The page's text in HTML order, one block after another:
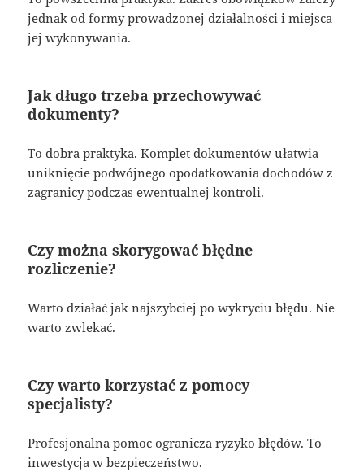
jednak od formy prowadzonej działalności i miejsca
jej wykonywania.
Jak długo trzeba przechowywać
dokumenty?
To dobra praktyka. Komplet dokumentów ułatwia
uniknięcie podwójnego opodatkowania dochodów z
zagranicy podczas ewentualnej kontroli.
Czy można skorygować błędne
rozliczenie?
Warto działać jak najszybciej po wykryciu błędu. Nie
warto zwlekać.
Czy warto korzystać z pomocy
specjalisty?
Profesjonalna pomoc ogranicza ryzyko błędów. To
inwestycja w bezpieczeństwo.